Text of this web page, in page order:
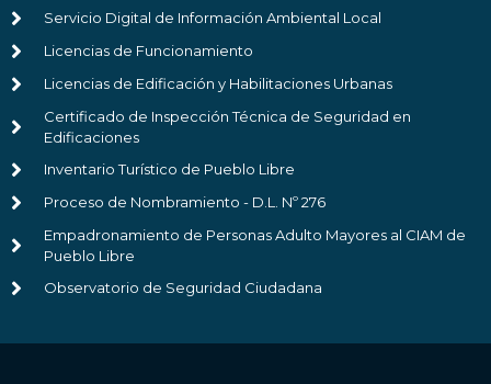
Servicio Digital de Información Ambiental Local
Licencias de Funcionamiento
Licencias de Edificación y Habilitaciones Urbanas
Certificado de Inspección Técnica de Seguridad en
Edificaciones
Inventario Turístico de Pueblo Libre
Proceso de Nombramiento - D.L. Nº 276
Empadronamiento de Personas Adulto Mayores al CIAM de
Pueblo Libre
Observatorio de Seguridad Ciudadana